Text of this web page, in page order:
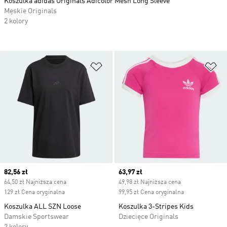
Dodaj do listy życzeń
Current price
82,56 zł
64,50 zł Najniższa cena
129 zł Cena oryginalna
Koszulka ALL SZN Loose
Damskie Sportswear
Current price
63,97 zł
49,98 zł Najniższa cena
99,95 zł Cena oryginalna
Koszulka 3-Stripes Kids
Dziecięce Originals
Męskie Originals
2 kolory